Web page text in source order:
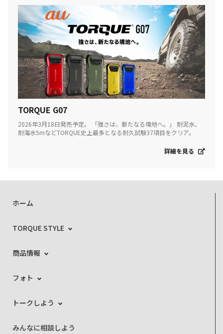
TORQUE G07
2026年3月18日発売予定。 「強さは、新たなる境地へ。」 耐泥水、
耐海水5mなどTORQUE史上最多となる耐久試験37項目をクリア。
詳細を見る
ホーム
TORQUE STYLE
商品情報
フォト
トークしよう
みんなに相談しよう